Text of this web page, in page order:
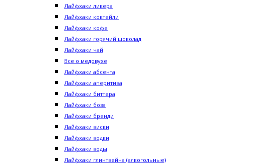
Лайфхаки ликера
Лайфхаки коктейли
Лайфхаки кофе
Лайфхаки горячий шоколад
Лайфхаки чай
Все о медовухе
Лайфхаки абсента
Лайфхаки аперитива
Лайфхаки биттера
Лайфхаки боза
Лайфхаки бренди
Лайфхаки виски
Лайфхаки водки
Лайфхаки воды
Лайфхаки глинтвейна (алкогольные)